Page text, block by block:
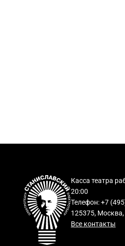
Касса театра
20:00
Телефон: +7
125375, Москва,
Все контакты